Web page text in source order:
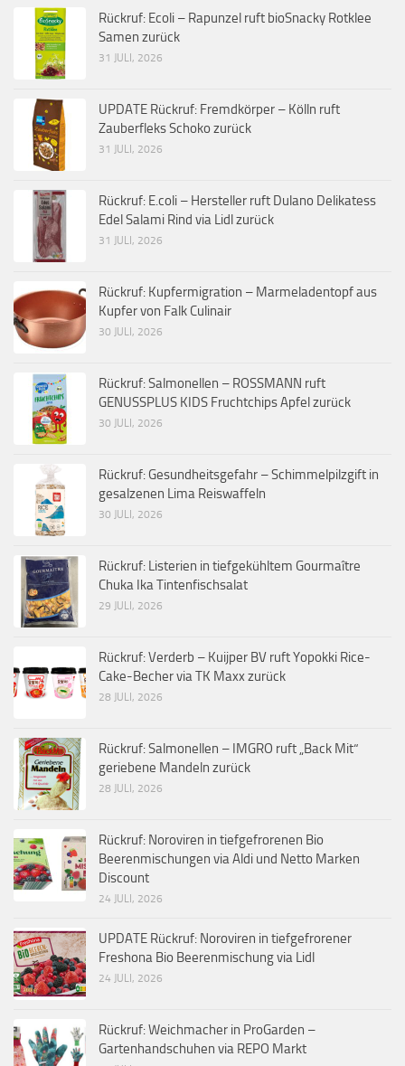
Rückruf: Ecoli – Rapunzel ruft bioSnacky Rotklee
Samen zurück
31 JULI, 2026
UPDATE Rückruf: Fremdkörper – Kölln ruft
Zauberfleks Schoko zurück
31 JULI, 2026
Rückruf: E.coli – Hersteller ruft Dulano Delikatess
Edel Salami Rind via Lidl zurück
31 JULI, 2026
Rückruf: Kupfermigration – Marmeladentopf aus
Kupfer von Falk Culinair
30 JULI, 2026
Rückruf: Salmonellen – ROSSMANN ruft
GENUSSPLUS KIDS Fruchtchips Apfel zurück
30 JULI, 2026
Rückruf: Gesundheitsgefahr – Schimmelpilzgift in
gesalzenen Lima Reiswaffeln
30 JULI, 2026
Rückruf: Listerien in tiefgekühltem Gourmaître
Chuka Ika Tintenfischsalat
29 JULI, 2026
Rückruf: Verderb – Kuijper BV ruft Yopokki Rice-
Cake-Becher via TK Maxx zurück
28 JULI, 2026
Rückruf: Salmonellen – IMGRO ruft „Back Mit“
geriebene Mandeln zurück
28 JULI, 2026
Rückruf: Noroviren in tiefgefrorenen Bio
Beerenmischungen via Aldi und Netto Marken
Discount
24 JULI, 2026
UPDATE Rückruf: Noroviren in tiefgefrorener
Freshona Bio Beerenmischung via Lidl
24 JULI, 2026
Rückruf: Weichmacher in ProGarden –
Gartenhandschuhen via REPO Markt